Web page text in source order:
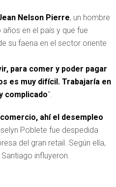
Nelson Pierre, un hombre
en el país y que fue
su faena en el sector oriente
para comer y poder pagar
es muy difícil. Trabajaría en
complicado“.
comercio, ahí el desempleo
Poblete fue despedida
del gran retail. Según ella,
influyeron.